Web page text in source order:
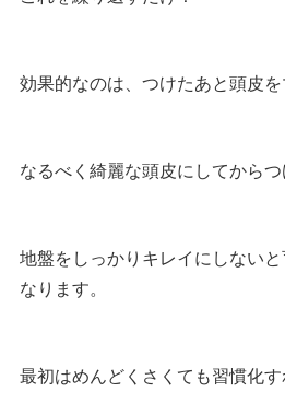
効果的なのは、つけたあと頭皮
なるべく綺麗な頭皮にしてからつ
地盤をしっかりキレイにしない
なります。
最初はめんどくさくても習慣化す